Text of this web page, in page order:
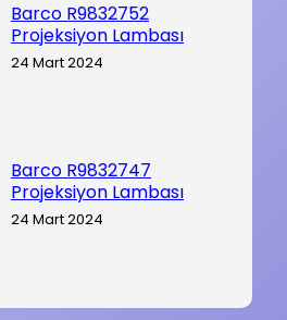
Barco R9832752
Projeksiyon Lambası
24 Mart 2024
Barco R9832747
Projeksiyon Lambası
24 Mart 2024